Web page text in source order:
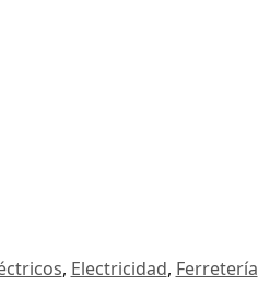
, Electricidad, Ferretería